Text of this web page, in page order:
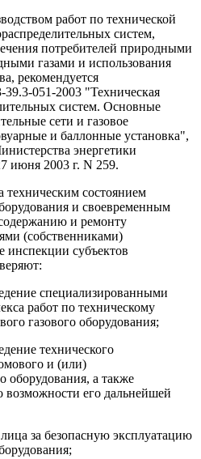
работ по технической
систем,
потребителей природными
газами и использования
рекомендуется
051-2003 "Техническая
систем. Основные
сети и газовое
и баллонные установка",
энергетики
июня 2003 г. N 259.
техническим состоянием
и своевременным
и ремонту
(собственниками)
субъектов
специализированными
работ по техническому
газового оборудования;
технического
и (или)
оборудования, а также
возможности его дальнейшей
за безопасную эксплуатацию